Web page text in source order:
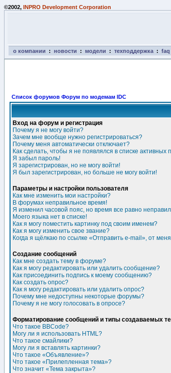
©2002, INPRO Development Corporation
о компании : новости : модели : техподдержка : faq
Список форумов Форум по модемам IDC
Вход на форум и регистрация
Почему я не могу войти?
Зачем мне вообще нужно регистрироваться?
Почему меня автоматически отключает?
Как сделать, чтобы я не появлялся в списке активных
Я забыл пароль!
Я зарегистрирован, но не могу войти!
Я был зарегистрирован, но больше не могу войти!
Параметры и настройки пользователя
Как мне изменить мои настройки?
В форумах неправильное время!
Я изменил часовой пояс, но время все равно
Моего языка нет в списке!
Как я могу поместить картинку под своим именем?
Как я могу изменить свое звание?
Когда я щёлкаю по ссылке «Отправить e-mail», от
Создание сообщений
Как мне создать тему в форуме?
Как я могу редактировать или удалить сообщение?
Как присоединить подпись к моему сообщению?
Как создать опрос?
Как я могу редактировать или удалить опрос?
Почему мне недоступны некоторые форумы?
Почему я не могу голосовать в опросе?
Форматирование сообщений и типы создаваемых
Что такое BBCode?
Могу ли я использовать HTML?
Что такое смайлики?
Могу ли я вставлять картинки?
Что такое «Объявление»?
Что такое «Прилепленная тема»?
Что значит «Тема закрыта»?